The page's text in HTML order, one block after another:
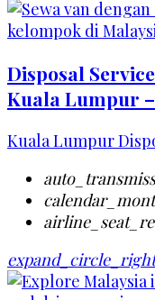
Disposal
Kuala Lumpur
Kuala Lumpur
expand_circle_right